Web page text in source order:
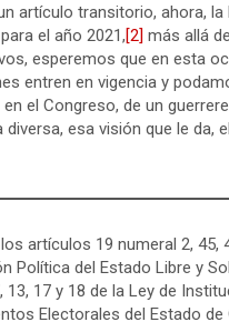
artículo transitorio, ahora, la
el año 2021,[2] más allá
esperemos que en esta
entren en vigencia y
el Congreso, de un
diversa, esa visión que le da,
artículos 19 numeral 2, 45,
Política del Estado Libre y
13, 17 y 18 de la Ley de
Electorales del Estado de